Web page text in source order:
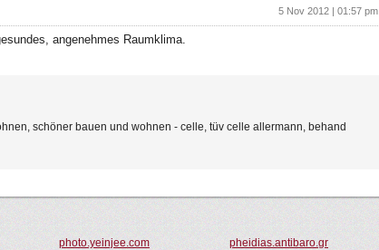
5 Nov 2012 | 01:57 pm
angenehmes Raumklima.
schöner bauen und wohnen - celle, tüv celle allermann, behand
photo.yeinjee.com
pheidias.antibaro.gr